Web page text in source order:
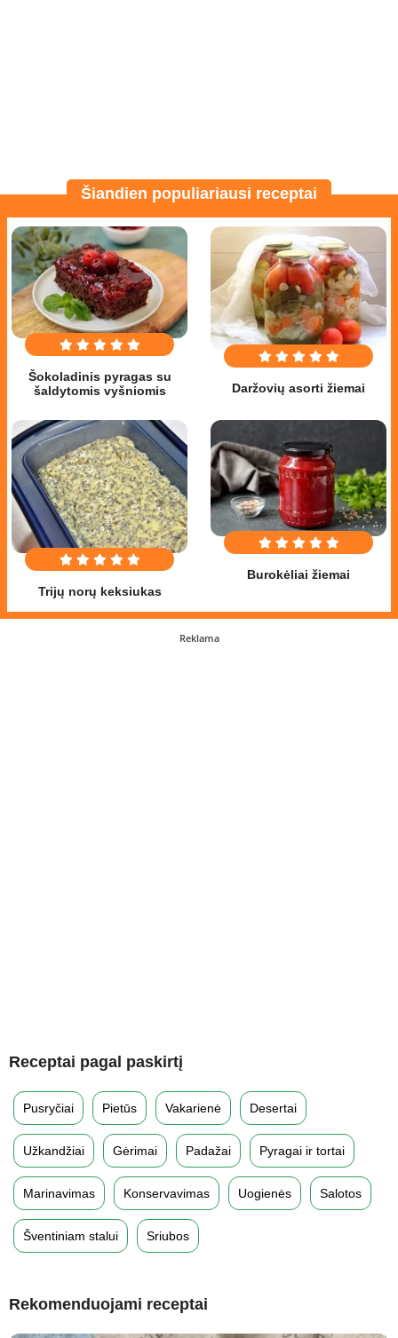
Šiandien populiariausi receptai
Šokoladinis pyragas su
šaldytomis vyšniomis
Daržovių asorti žiemai
Trijų norų keksiukas
Burokėliai žiemai
Reklama
Receptai pagal paskirtį
Pusryčiai Pietūs Vakarienė Desertai
Užkandžiai Gėrimai Padažai Pyragai ir tortai
Marinavimas Konservavimas Uogienės Salotos
Šventiniam stalui Sriubos
Rekomenduojami receptai